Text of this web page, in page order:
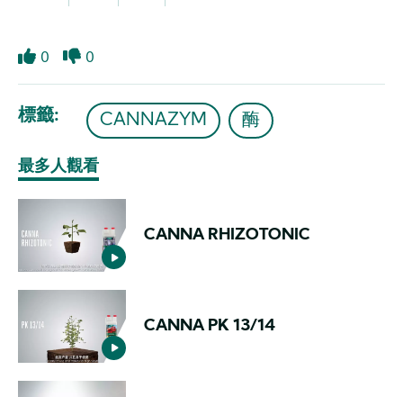
0 0
標籤 CANNAZYM 酶
最多人觀看
CANNA RHIZOTONIC
CANNA PK 13/14